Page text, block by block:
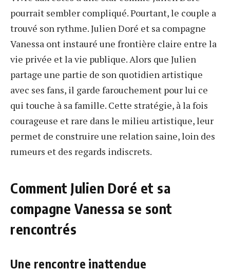
pourrait sembler compliqué. Pourtant, le couple a
trouvé son rythme. Julien Doré et sa compagne
Vanessa ont instauré une frontière claire entre la
vie privée et la vie publique. Alors que Julien
partage une partie de son quotidien artistique
avec ses fans, il garde farouchement pour lui ce
qui touche à sa famille. Cette stratégie, à la fois
courageuse et rare dans le milieu artistique, leur
permet de construire une relation saine, loin des
rumeurs et des regards indiscrets.
Comment Julien Doré et sa
compagne Vanessa se sont
rencontrés
Une rencontre inattendue